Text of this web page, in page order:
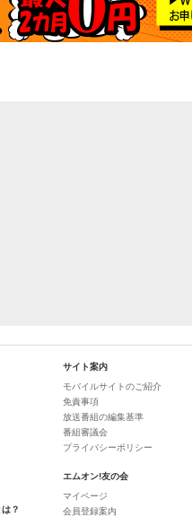
エムオン! ヒッツ
26:00
？
サイト案内
モバイルサイトのご紹介
免責事項
放送番組の編集基準
番組審議会
プライバシーポリシー
エムオン!友の会
マイページ
会員登録案内